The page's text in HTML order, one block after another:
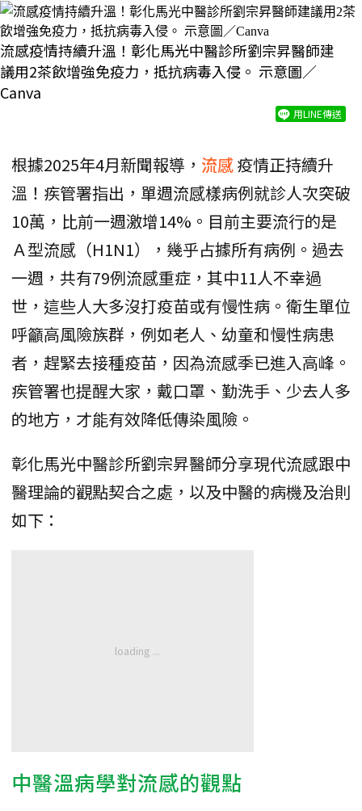
流感疫情持續升溫！彰化馬光中醫診所劉宗昇醫師建
議用2茶飲增強免疫力，抵抗病毒入侵。 示意圖／
Canva
用LINE傳送
根據2025年4月新聞報導， 流感疫情正持續升
溫！疾管署指出，單週流感樣病例就診人次突破
10萬，比前一週激增14%。目前主要流行的是
Ａ型流感（H1N1），幾乎占據所有病例。過去
一週，共有79例流感重症，其中11人不幸過
世，這些人大多沒打疫苗或有慢性病。衛生單位
呼籲高風險族群，例如老人、幼童和慢性病患
者，趕緊去接種疫苗，因為流感季已進入高峰。
疾管署也提醒大家，戴口罩、勤洗手、少去人多
的地方，才能有效降低傳染風險。
彰化馬光中醫診所劉宗昇醫師分享現代流感跟中
醫理論的觀點契合之處，以及中醫的病機及治則
如下：
中醫溫病學對流感的觀點